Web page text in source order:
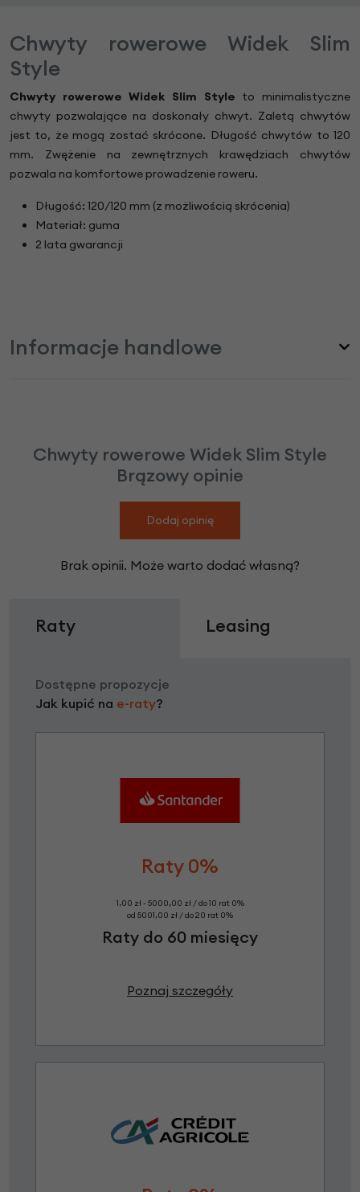
Chwyty rowerowe Widek Slim
Style
Chwyty rowerowe Widek Slim Style to minimalistyczne
chwyty pozwalające na doskonały chwyt. Zaletą chwytów
jest to, że mogą zostać skrócone. Długość chwytów to 120
mm. Zwężenie na zewnętrznych krawędziach chwytów
pozwala na komfortowe prowadzenie roweru.
Długość: 120/120 mm (z możliwością skrócenia)
Materiał: guma
2 lata gwarancji
Informacje handlowe
Chwyty rowerowe Widek Slim Style
Brązowy opinie
Dodaj opinię
Brak opinii. Może warto dodać własną?
Raty Leasing
Dostępne propozycje
Jak kupić na e-raty?
Raty 0%
1,00 zł - 5000,00 zł / do 10 rat 0%
od 5001,00 zł / do 20 rat 0%
Raty do 60 miesięcy
Poznaj szczegóły